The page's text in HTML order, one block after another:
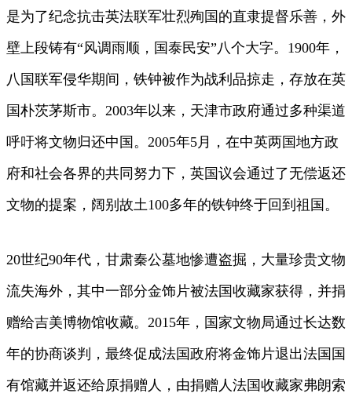
是为了纪念抗击英法联军壮烈殉国的直隶提督乐善，外
壁上段铸有“风调雨顺，国泰民安”八个大字。1900年，
八国联军侵华期间，铁钟被作为战利品掠走，存放在英
国朴茨茅斯市。2003年以来，天津市政府通过多种渠道
呼吁将文物归还中国。2005年5月，在中英两国地方政
府和社会各界的共同努力下，英国议会通过了无偿返还
文物的提案，阔别故土100多年的铁钟终于回到祖国。
20世纪90年代，甘肃秦公墓地惨遭盗掘，大量珍贵文物
流失海外，其中一部分金饰片被法国收藏家获得，并捐
赠给吉美博物馆收藏。2015年，国家文物局通过长达数
年的协商谈判，最终促成法国政府将金饰片退出法国国
有馆藏并返还给原捐赠人，由捐赠人法国收藏家弗朗索